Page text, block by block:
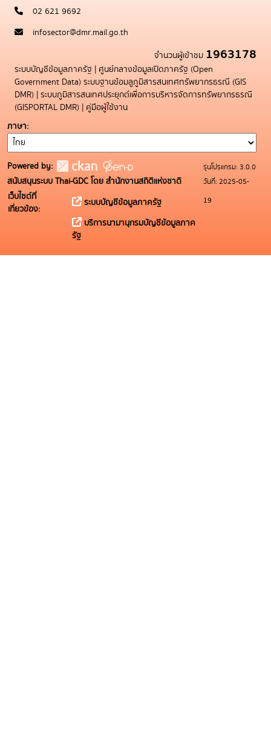
02 621 9692
infosector@dmr.mail.go.th
จำนวนผู้เข้าชม 1963178
ระบบบัญชีข้อมูลภาครัฐ | ศูนย์กลางข้อมูลเปิดภาครัฐ (Open
Government Data) ระบบฐานข้อมลูภูมิสารสนเทศทรัพยากรธรณี (GIS
DMR) | ระบบภูมิสารสนเทศประยุกต์เพื่อการบริหารจัดการทรัพยากรธรณี
(GISPORTAL DMR) | คู่มือผู้ใช้งาน
ภาษา
Powered by:
สนับสนุนระบบ Thai-GDC โดย สำนักงานสถิติแห่งชาติ
เว็บไซต์ที่
เกี่ยวข้อง:
ระบบบัญชีข้อมูลภาครัฐ
บริการนามานุกรมบัญชีข้อมูลภาค
รัฐ
รุ่นโปรแกรม: 3.0.0
วันที่: 2025-05-
19